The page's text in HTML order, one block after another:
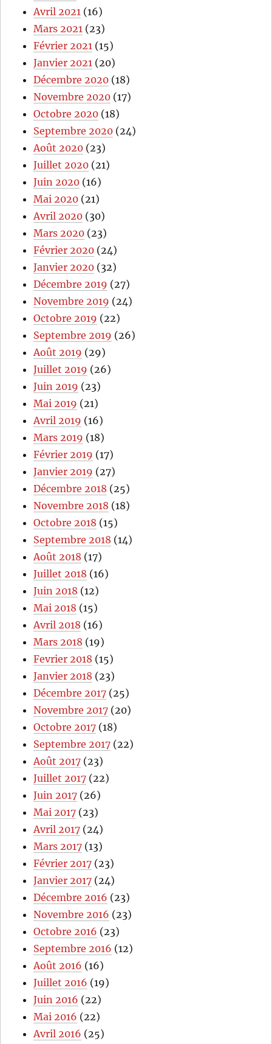
Avril 2021 (16)
Mars 2021 (23)
Février 2021 (15)
Janvier 2021 (20)
Décembre 2020 (18)
Novembre 2020 (17)
Octobre 2020 (18)
Septembre 2020 (24)
Août 2020 (23)
Juillet 2020 (21)
Juin 2020 (16)
Mai 2020 (21)
Avril 2020 (30)
Mars 2020 (23)
Février 2020 (24)
Janvier 2020 (32)
Décembre 2019 (27)
Novembre 2019 (24)
Octobre 2019 (22)
Septembre 2019 (26)
Août 2019 (29)
Juillet 2019 (26)
Juin 2019 (23)
Mai 2019 (21)
Avril 2019 (16)
Mars 2019 (18)
Février 2019 (17)
Janvier 2019 (27)
Décembre 2018 (25)
Novembre 2018 (18)
Octobre 2018 (15)
Septembre 2018 (14)
Août 2018 (17)
Juillet 2018 (16)
Juin 2018 (12)
Mai 2018 (15)
Avril 2018 (16)
Mars 2018 (19)
Fevrier 2018 (15)
Janvier 2018 (23)
Décembre 2017 (25)
Novembre 2017 (20)
Octobre 2017 (18)
Septembre 2017 (22)
Août 2017 (23)
Juillet 2017 (22)
Juin 2017 (26)
Mai 2017 (23)
Avril 2017 (24)
Mars 2017 (13)
Février 2017 (23)
Janvier 2017 (24)
Décembre 2016 (23)
Novembre 2016 (23)
Octobre 2016 (23)
Septembre 2016 (12)
Août 2016 (16)
Juillet 2016 (19)
Juin 2016 (22)
Mai 2016 (22)
Avril 2016 (25)